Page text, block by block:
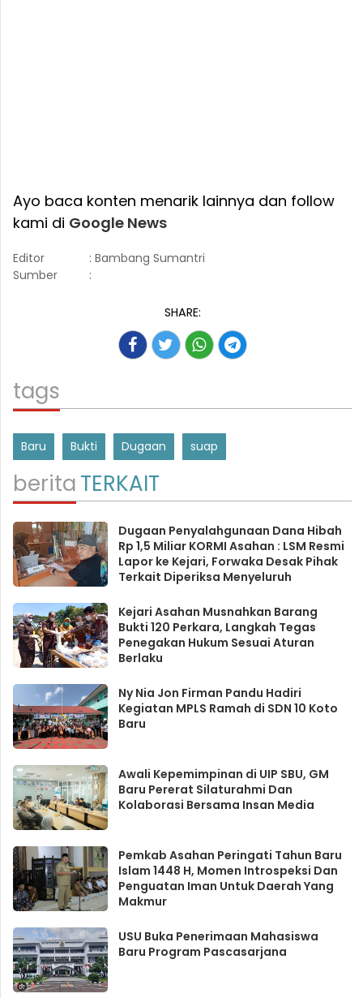
Ayo baca konten menarik lainnya dan follow
kami di Google News
Editor
: Bambang Sumantri
Sumber
:
SHARE:
tags
Baru Bukti Dugaan suap
beritaTERKAIT
Dugaan Penyalahgunaan Dana Hibah
Rp 1,5 Miliar KORMI Asahan : LSM Resmi
Lapor ke Kejari, Forwaka Desak Pihak
Terkait Diperiksa Menyeluruh
Kejari Asahan Musnahkan Barang
Bukti 120 Perkara, Langkah Tegas
Penegakan Hukum Sesuai Aturan
Berlaku
Ny Nia Jon Firman Pandu Hadiri
Kegiatan MPLS Ramah di SDN 10 Koto
Baru
Awali Kepemimpinan di UIP SBU, GM
Baru Pererat Silaturahmi Dan
Kolaborasi Bersama Insan Media
Pemkab Asahan Peringati Tahun Baru
Islam 1448 H, Momen Introspeksi Dan
Penguatan Iman Untuk Daerah Yang
Makmur
USU Buka Penerimaan Mahasiswa
Baru Program Pascasarjana